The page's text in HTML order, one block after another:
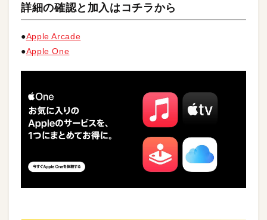
詳細の確認と加入はコチラから
●Apple Arcade
●Apple One